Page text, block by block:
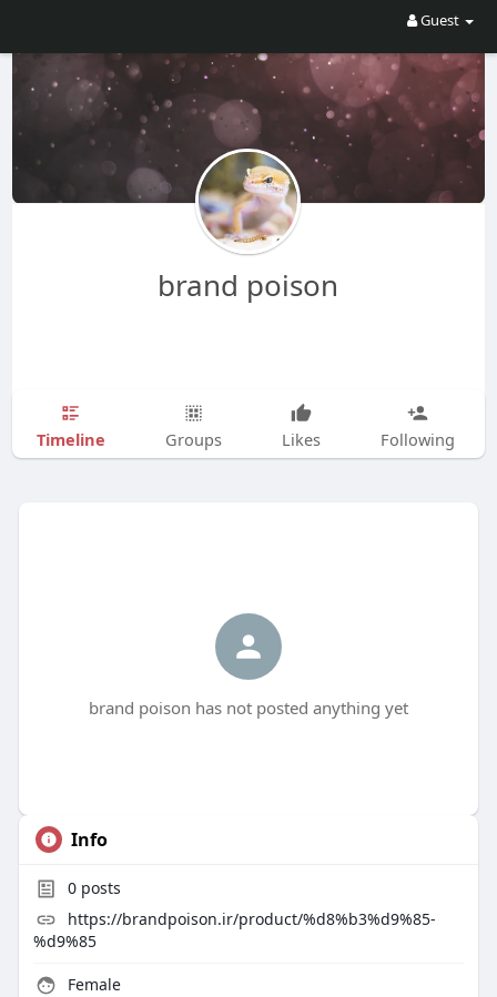
Guest
brand poison
Timeline Groups Likes Following
brand poison has not posted anything yet
Info
0posts
https://brandpoison.ir/product/%d8%b3%d9%85-
%d9%85
Female